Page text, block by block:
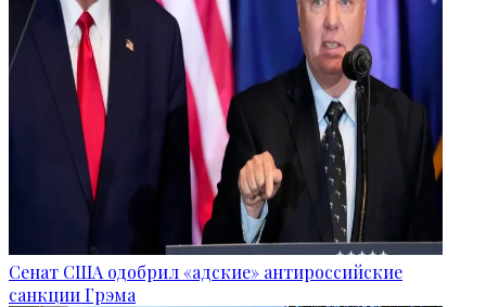
Сенат США одобрил «адские» антироссийские
санкции Грэма